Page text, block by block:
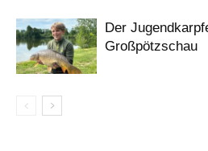
Der
Großpötzschau